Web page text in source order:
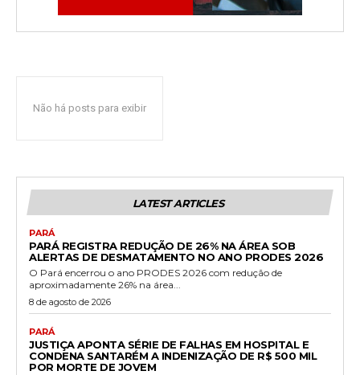
Não há posts para exibir
LATEST ARTICLES
PARÁ
PARÁ REGISTRA REDUÇÃO DE 26% NA ÁREA SOB
ALERTAS DE DESMATAMENTO NO ANO PRODES 2026
O Pará encerrou o ano PRODES 2026 com redução de
aproximadamente 26% na área...
8 de agosto de 2026
PARÁ
JUSTIÇA APONTA SÉRIE DE FALHAS EM HOSPITAL E
CONDENA SANTARÉM A INDENIZAÇÃO DE R$ 500 MIL
POR MORTE DE JOVEM